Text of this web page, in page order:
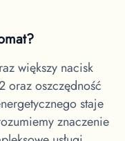
większy nacisk
oraz oszczędność
staje
znaczenie